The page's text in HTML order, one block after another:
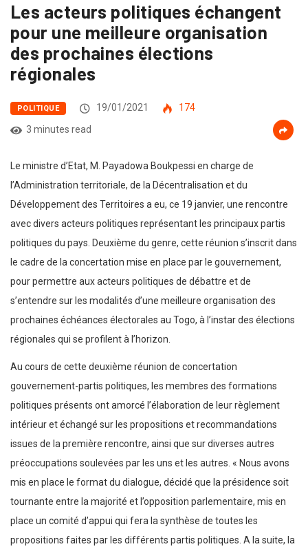
Les acteurs politiques échangent
pour une meilleure organisation
des prochaines élections
régionales
POLITIQUE 19/01/2021
174
3 minutes read
Le ministre d’Etat, M. Payadowa Boukpessi en charge de
l’Administration territoriale, de la Décentralisation et du
Développement des Territoires a eu, ce 19 janvier, une rencontre
avec divers acteurs politiques représentant les principaux partis
politiques du pays. Deuxième du genre, cette réunion s’inscrit dans
le cadre de la concertation mise en place par le gouvernement,
pour permettre aux acteurs politiques de débattre et de
s’entendre sur les modalités d’une meilleure organisation des
prochaines échéances électorales au Togo, à l’instar des élections
régionales qui se profilent à l’horizon.
Au cours de cette deuxième réunion de concertation
gouvernement-partis politiques, les membres des formations
politiques présents ont amorcé l’élaboration de leur règlement
intérieur et échangé sur les propositions et recommandations
issues de la première rencontre, ainsi que sur diverses autres
préoccupations soulevées par les uns et les autres. « Nous avons
mis en place le format du dialogue, décidé que la présidence soit
tournante entre la majorité et l’opposition parlementaire, mis en
place un comité d’appui qui fera la synthèse de toutes les
propositions faites par les différents partis politiques. A la suite, la